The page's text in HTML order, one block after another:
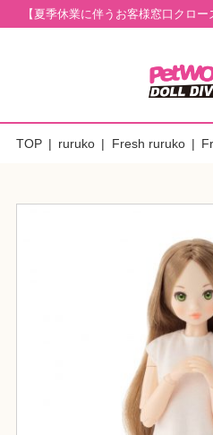
【夏季休業に伴うお客様窓口クロ
TOP ruruko Fresh ruruko